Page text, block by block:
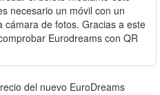
necesario un móvil con un
cámara de fotos. Gracias a este
Eurodreams con QR
del nuevo EuroDreams